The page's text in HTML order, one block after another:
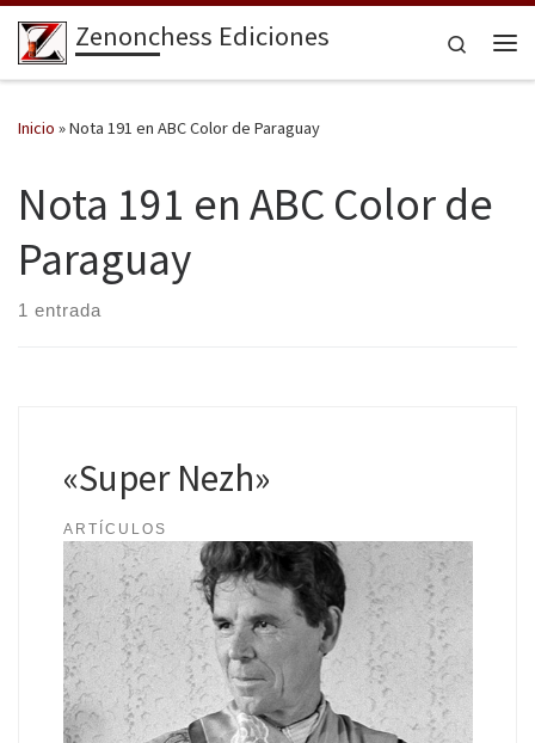
Saltar al contenido
Zenonchess Ediciones
Search
Inicio »Nota 191 en ABC Color de Paraguay
Nota 191 en ABC Color de
Paraguay
1 entrada
«Super Nezh»
ARTÍCULOS